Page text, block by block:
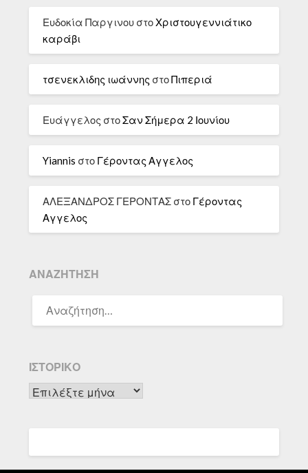
Ευδοκία Παργινου στοΧριστουγεννιάτικο
καράβι
τσενεκλιδης ιωάννης στοΠιπεριά
Ευάγγελος στοΣαν Σήμερα 2 Ιουνίου
Yiannis στο Γέροντας Αγγελος
ΑΛΕΞΑΝΔΡΟΣ ΓΕΡΟΝΤΑΣ στο Γέροντας
Αγγελος
ΑΝΑΖΉΤΗΣΗ
ΓΙΑ:
ΙΣΤΟΡΙΚΌ
Ιστορικό